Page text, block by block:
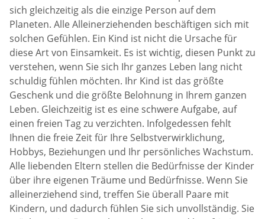
sich gleichzeitig als die einzige Person auf dem
Planeten. Alle Alleinerziehenden beschäftigen sich mit
solchen Gefühlen. Ein Kind ist nicht die Ursache für
diese Art von Einsamkeit. Es ist wichtig, diesen Punkt zu
verstehen, wenn Sie sich Ihr ganzes Leben lang nicht
schuldig fühlen möchten. Ihr Kind ist das größte
Geschenk und die größte Belohnung in Ihrem ganzen
Leben. Gleichzeitig ist es eine schwere Aufgabe, auf
einen freien Tag zu verzichten. Infolgedessen fehlt
Ihnen die freie Zeit für Ihre Selbstverwirklichung,
Hobbys, Beziehungen und Ihr persönliches Wachstum.
Alle liebenden Eltern stellen die Bedürfnisse der Kinder
über ihre eigenen Träume und Bedürfnisse. Wenn Sie
alleinerziehend sind, treffen Sie überall Paare mit
Kindern, und dadurch fühlen Sie sich unvollständig. Sie